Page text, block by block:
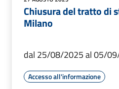
Chiusura del tratto di
Milano
dal 25/08/2025 al 05/
Accesso all'informazione